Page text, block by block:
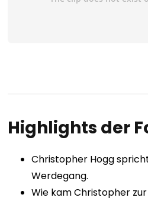
Highlights der
Christopher Hogg
Werdegang.
Wie kam Christopher